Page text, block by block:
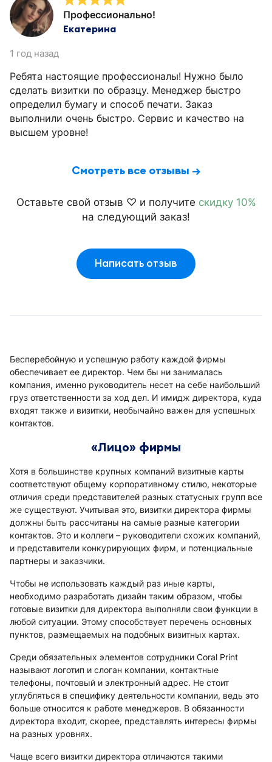
Профессионально!
Екатерина
1 год назад
Ребята настоящие профессионалы! Нужно было
сделать визитки по образцу. Менеджер быстро
определил бумагу и способ печати. Заказ
выполнили очень быстро. Сервис и качество на
высшем уровне!
Смотреть все отзывы →
Оставьте свой отзыв ♡ и получите скидку 10%
на следующий заказ!
Написать отзыв
Бесперебойную и успешную работу каждой фирмы
обеспечивает ее директор. Чем бы ни занималась
компания, именно руководитель несет на себе наибольший
груз ответственности за ход дел. И имидж директора, куда
входят также и визитки, необычайно важен для успешных
контактов.
«Лицо» фирмы
Хотя в большинстве крупных компаний визитные карты
соответствуют общему корпоративному стилю, некоторые
отличия среди представителей разных статусных групп все
же существуют. Учитывая это, визитки директора фирмы
должны быть рассчитаны на самые разные категории
контактов. Это и коллеги – руководители схожих компаний,
и представители конкурирующих фирм, и потенциальные
партнеры и заказчики.
Чтобы не использовать каждый раз иные карты,
необходимо разработать дизайн таким образом, чтобы
готовые визитки для директора выполняли свои функции в
любой ситуации. Этому способствует перечень основных
пунктов, размещаемых на подобных визитных картах.
Среди обязательных элементов сотрудники Coral Print
называют логотип и слоган компании, контактные
телефоны, почтовый и электронный адрес. Не стоит
углубляться в специфику деятельности компании, ведь это
больше относится к работе менеджеров. В обязанности
директора входит, скорее, представлять интересы фирмы
на разных уровнях.
Чаще всего визитки директора отличаются такими